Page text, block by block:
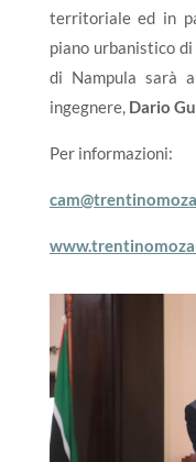
territoriale ed in
piano urbanistico
di Nampula sarà
ingegnere, Dario
Per informazioni: